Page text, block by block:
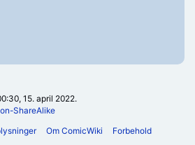
15. april 2022.
ShareAlike
Om ComicWiki Forbehold